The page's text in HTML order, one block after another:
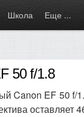
Школа Еще ...
50 f/1.8
Canon EF 50